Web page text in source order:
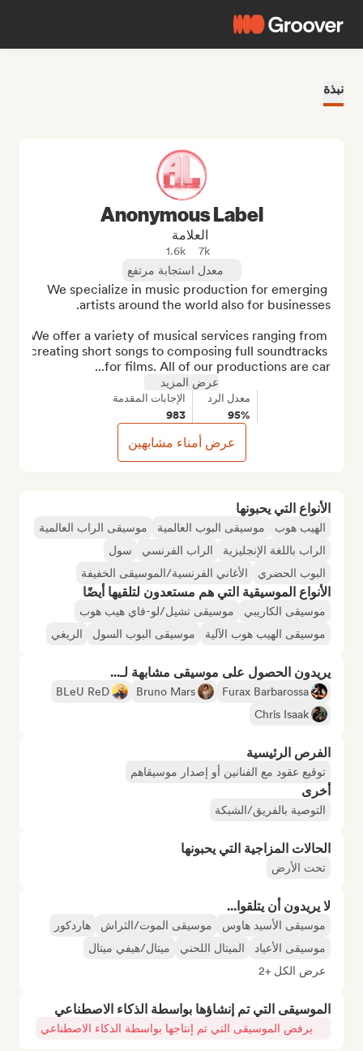
نبذة
الأنواع التي يحبونها
الهيب هوب موسيقى البوب العالمية
موسيقى الراب العالمية
الراب باللغة الإنجليزية
الراب الفرنسي
سول
البوب الحضري
الأغاني الفرنسية/الموسيقى الخفيفة
الأنواع الموسيقية التي هم مستعدون لتلقيها أيضًا
موسيقى الكاريبي
موسيقى تشيل/لو-فاي هيب هوب
موسيقى الهيب هوب الآلية
موسيقى البوب السول الريغي
يريدون الحصول على موسيقى مشابهة لـ...
Furax Barbarossa
Bruno Mars
BLeU ReD
Chris Isaak
الفرص الرئيسية
توقيع عقود مع الفنانين أو إصدار موسيقاهم
أخرى
التوصية بالفريق/الشبكة
الحالات المزاجية التي يحبونها
تحت الأرض
لا يريدون أن يتلقوا...
موسيقى الأسيد هاوس موسيقى الموت/الثراش
هاردكور
موسيقى الأعياد
الميتال اللحني
ميتال/هيفي ميتال
عرض الكل +2
الموسيقى التي تم إنشاؤها بواسطة الذكاء الاصطناعي
يرفض الموسيقى التي تم إنتاجها بواسطة الذكاء الاصطناعي
Anonymous Label
العلامة
7k
1.6k
معدل استجابة مرتفع
We specialize in music production for emerging
We offer a variety of musical services ranging from
creating short songs to composing full soundtracks
for films. All of our productions are car...
عرض المزيد
معدل الرد
95%
الإجابات المقدمة
983
عرض أمناء مشابهين